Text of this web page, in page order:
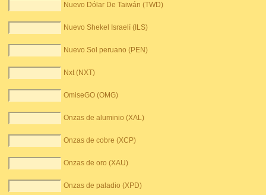
Nuevo Dólar De Taiwán (TWD)
Nuevo Shekel Israelí (ILS)
Nuevo Sol peruano (PEN)
Nxt (NXT)
OmiseGO (OMG)
Onzas de aluminio (XAL)
Onzas de cobre (XCP)
Onzas de oro (XAU)
Onzas de paladio (XPD)